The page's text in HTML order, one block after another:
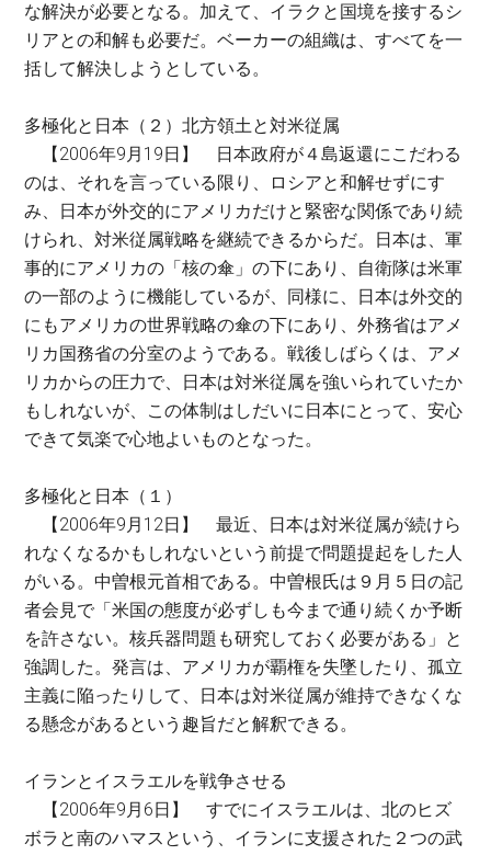
な解決が必要となる。加えて、イラクと国境を接するシ
リアとの和解も必要だ。ベーカーの組織は、すべてを一
括して解決しようとしている。
多極化と日本（２）北方領土と対米従属
【2006年9月19日】 日本政府が４島返還にこだわる
のは、それを言っている限り、ロシアと和解せずにす
み、日本が外交的にアメリカだけと緊密な関係であり続
けられ、対米従属戦略を継続できるからだ。日本は、軍
事的にアメリカの「核の傘」の下にあり、自衛隊は米軍
の一部のように機能しているが、同様に、日本は外交的
にもアメリカの世界戦略の傘の下にあり、外務省はアメ
リカ国務省の分室のようである。戦後しばらくは、アメ
リカからの圧力で、日本は対米従属を強いられていたか
もしれないが、この体制はしだいに日本にとって、安心
できて気楽で心地よいものとなった。
多極化と日本（１）
【2006年9月12日】 最近、日本は対米従属が続けら
れなくなるかもしれないという前提で問題提起をした人
がいる。中曽根元首相である。中曽根氏は９月５日の記
者会見で「米国の態度が必ずしも今まで通り続くか予断
を許さない。核兵器問題も研究しておく必要がある」と
強調した。発言は、アメリカが覇権を失墜したり、孤立
主義に陥ったりして、日本は対米従属が維持できなくな
る懸念があるという趣旨だと解釈できる。
イランとイスラエルを戦争させる
【2006年9月6日】 すでにイスラエルは、北のヒズ
ボラと南のハマスという、イランに支援された２つの武